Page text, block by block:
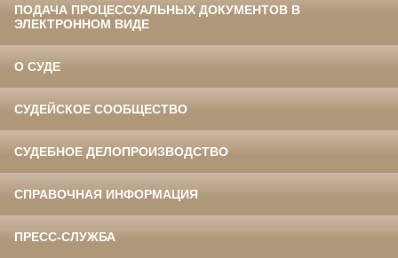
ПОДАЧА ПРОЦЕССУАЛЬНЫХ ДОКУМЕНТОВ В
ЭЛЕКТРОННОМ ВИДЕ
О СУДЕ
СУДЕЙСКОЕ СООБЩЕСТВО
СУДЕБНОЕ ДЕЛОПРОИЗВОДСТВО
СПРАВОЧНАЯ ИНФОРМАЦИЯ
ПРЕСС-СЛУЖБА